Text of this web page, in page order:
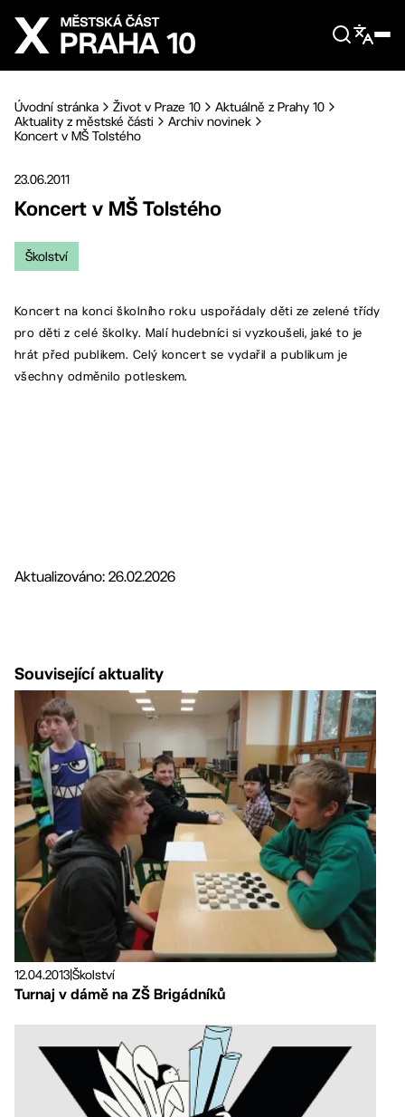
Přejít na hlavní obsah
Úvodní stránka Život v Praze 10
Aktuálně z Prahy 10
Aktuality z městské části
Archiv novinek
Koncert v MŠ Tolstého
23.06.2011
Koncert v MŠ Tolstého
Školství
Koncert na konci školního roku uspořádaly děti ze zelené třídy
pro děti z celé školky. Malí hudebníci si vyzkoušeli, jaké to je
hrát před publikem. Celý koncert se vydařil a publikum je
všechny odměnilo potleskem.
Aktualizováno: 26.02.2026
Související aktuality
12.04.2013Školství
Turnaj v dámě na ZŠ Brigádníků